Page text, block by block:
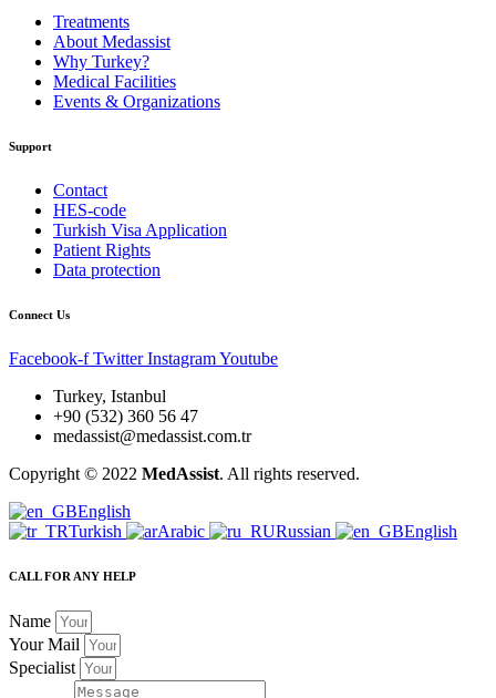
Treatments
About Medassist
Why Turkey?
Medical Facilities
Events & Organizations
Support
Contact
HES-code
Turkish Visa Application
Patient Rights
Data protection
Connect Us
Facebook-f Twitter InstagramYoutube
Turkey, Istanbul
+90 (532) 360 56 47
medassist@medassist.com.tr
Copyright © 2022 MedAssist. All rights reserved.
English
Turkish
Arabic Russian English
CALL FOR ANY HELP
Name
Your Mail
Specialist